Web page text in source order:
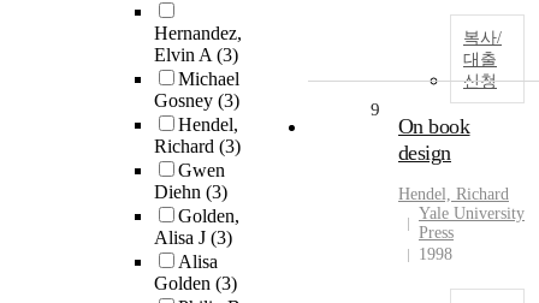
Hernandez,
Elvin A(3)
Michael
Gosney (3)
Hendel,
Richard (3)
Gwen
Diehn (3)
Golden,
Alisa J (3)
Alisa
Golden (3)
복사/
대출
신청
9
On book
design
Hendel, Richard
Yale University
Press
1998